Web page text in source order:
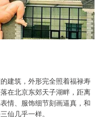
建筑，外形完全照着福禄寿
在北京东郊天子湖畔，距离
情、服饰细节刻画逼真，和
仙几乎一样。